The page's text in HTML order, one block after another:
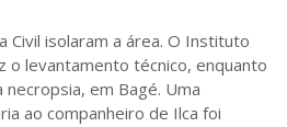
Civil isolaram a área. O Instituto
o levantamento técnico, enquanto
em Bagé. Uma
ao companheiro de Ilca foi